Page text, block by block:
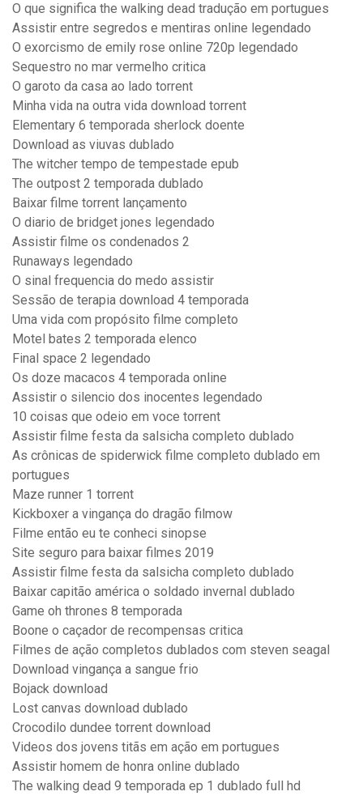
O que significa the walking dead tradução em portugues
Assistir entre segredos e mentiras online legendado
O exorcismo de emily rose online 720p legendado
Sequestro no mar vermelho critica
O garoto da casa ao lado torrent
Minha vida na outra vida download torrent
Elementary 6 temporada sherlock doente
Download as viuvas dublado
The witcher tempo de tempestade epub
The outpost 2 temporada dublado
Baixar filme torrent lançamento
O diario de bridget jones legendado
Assistir filme os condenados 2
Runaways legendado
O sinal frequencia do medo assistir
Sessão de terapia download 4 temporada
Uma vida com propósito filme completo
Motel bates 2 temporada elenco
Final space 2 legendado
Os doze macacos 4 temporada online
Assistir o silencio dos inocentes legendado
10 coisas que odeio em voce torrent
Assistir filme festa da salsicha completo dublado
As crônicas de spiderwick filme completo dublado em
portugues
Maze runner 1 torrent
Kickboxer a vingança do dragão filmow
Filme então eu te conheci sinopse
Site seguro para baixar filmes 2019
Assistir filme festa da salsicha completo dublado
Baixar capitão américa o soldado invernal dublado
Game oh thrones 8 temporada
Boone o caçador de recompensas critica
Filmes de ação completos dublados com steven seagal
Download vingança a sangue frio
Bojack download
Lost canvas download dublado
Crocodilo dundee torrent download
Videos dos jovens titãs em ação em portugues
Assistir homem de honra online dublado
The walking dead 9 temporada ep 1 dublado full hd